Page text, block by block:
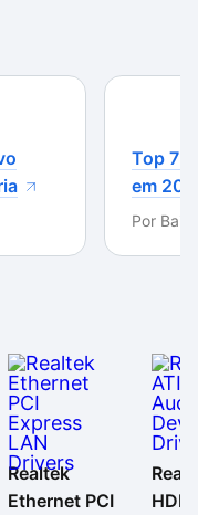
Top 7
em
Por
Realtek
Ethernet PCI